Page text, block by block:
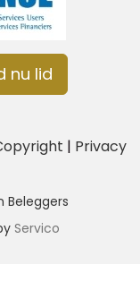
nu lid
| Privacy
Beleggers
Servico